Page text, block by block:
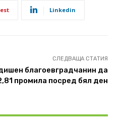
Linkedin
СЛЕДВАЩА СТАТИЯ
благоевградчанин да
промила посред бял ден